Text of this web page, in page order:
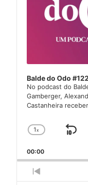
Balde do Odo
No podcast do
Gamberger,
Castanheira
Change
Rate
1x
00:00
Previous